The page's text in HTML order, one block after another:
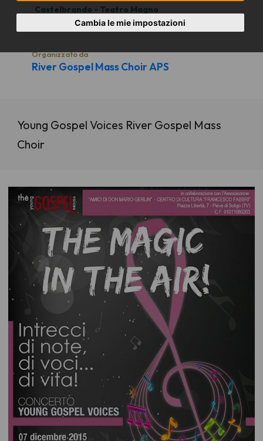
Cambia le mie impostazioni
Castelbrando - Teatro Magno
Organizzato da
River Gospel Mass Choir APS
Young Gospel Voices River Gospel Mass
Choir